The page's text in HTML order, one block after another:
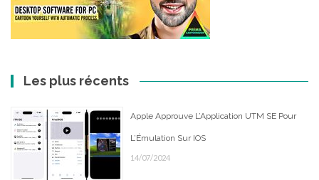
Les plus récents
Apple Approuve L’Application UTM SE Pour
L’Émulation Sur IOS
14/07/2024